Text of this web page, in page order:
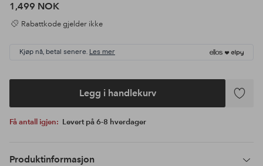
1,499 NOK
Rabattkode gjelder ikke
Kjøp nå, betal senere. Les mer
Legg i handlekurv
Legg
Få antall igjen: Levert på 6-8 hverdager
Produktinformasjon